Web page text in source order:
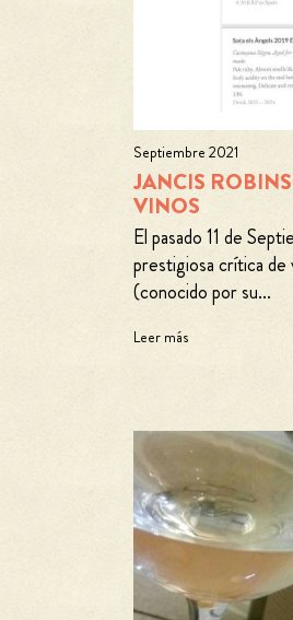
Septiembre 2021
JANCIS
VINOS
El pasado 11 de
prestigiosa crítica de
(conocido por su...
Leer más